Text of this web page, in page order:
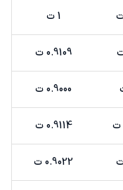
1 ت
0.9109 ت
0.9000 ت
0.9114 ت
0.9022 ت